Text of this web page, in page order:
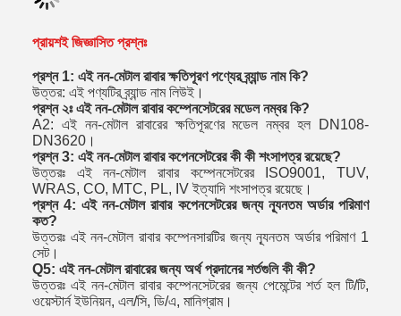
প্রায়শই জিজ্ঞাসিত প্রশ্নঃ
প্রশ্ন 1: এই নন-মেটাল রাবার ক্ষতিপূরণ পণ্যের ব্র্যান্ড নাম কি?
উত্তর: এই পণ্যটির ব্র্যান্ড নাম লিউই।
প্রশ্ন ২ঃ এই নন-মেটাল রাবার কম্পেনসেটরের মডেল নম্বর কি?
A2: এই নন-মেটাল রাবারের ক্ষতিপূরণের মডেল নম্বর হল DN108-
DN3620।
প্রশ্ন 3: এই নন-মেটাল রাবার কপেনসেটরের কী কী শংসাপত্র রয়েছে?
উত্তরঃ এই নন-মেটাল রাবার কম্পেনসেটরের ISO9001, TUV,
WRAS, CO, MTC, PL, IV ইত্যাদি শংসাপত্র রয়েছে।
প্রশ্ন 4: এই নন-মেটাল রাবার কপেনসেটরের জন্য ন্যূনতম অর্ডার পরিমাণ
কত?
উত্তরঃ এই নন-মেটাল রাবার কম্পেনসারটির জন্য ন্যূনতম অর্ডার পরিমাণ 1
সেট।
Q5: এই নন-মেটাল রাবারের জন্য অর্থ প্রদানের শর্তগুলি কী কী?
উত্তরঃ এই নন-মেটাল রাবার কম্পেনসেটরের জন্য পেমেন্টের শর্ত হল টি/টি,
ওয়েস্টার্ন ইউনিয়ন, এল/সি, ডি/এ, মানিগ্রাম।